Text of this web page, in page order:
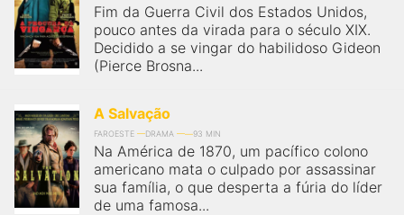
Fim da Guerra Civil dos Estados Unidos,
pouco antes da virada para o século XIX.
Decidido a se vingar do habilidoso Gideon
(Pierce Brosna...
A Salvação
FAROESTE DRAMA 93 MIN
Na América de 1870, um pacífico colono
americano mata o culpado por assassinar
sua família, o que desperta a fúria do líder
de uma famosa...